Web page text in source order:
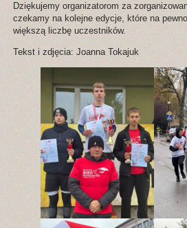
Dziękujemy organizatorom za
czekamy na kolejne edycje, które na
większą liczbę uczestników.
Tekst i zdjęcia: Joanna Tokajuk